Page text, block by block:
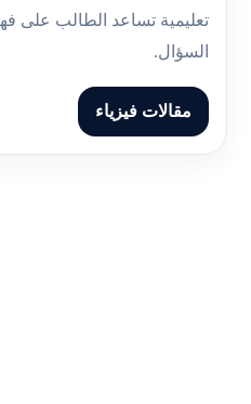
تعليمية تساعد الطالب على
السؤال.
مقالات فيزياء